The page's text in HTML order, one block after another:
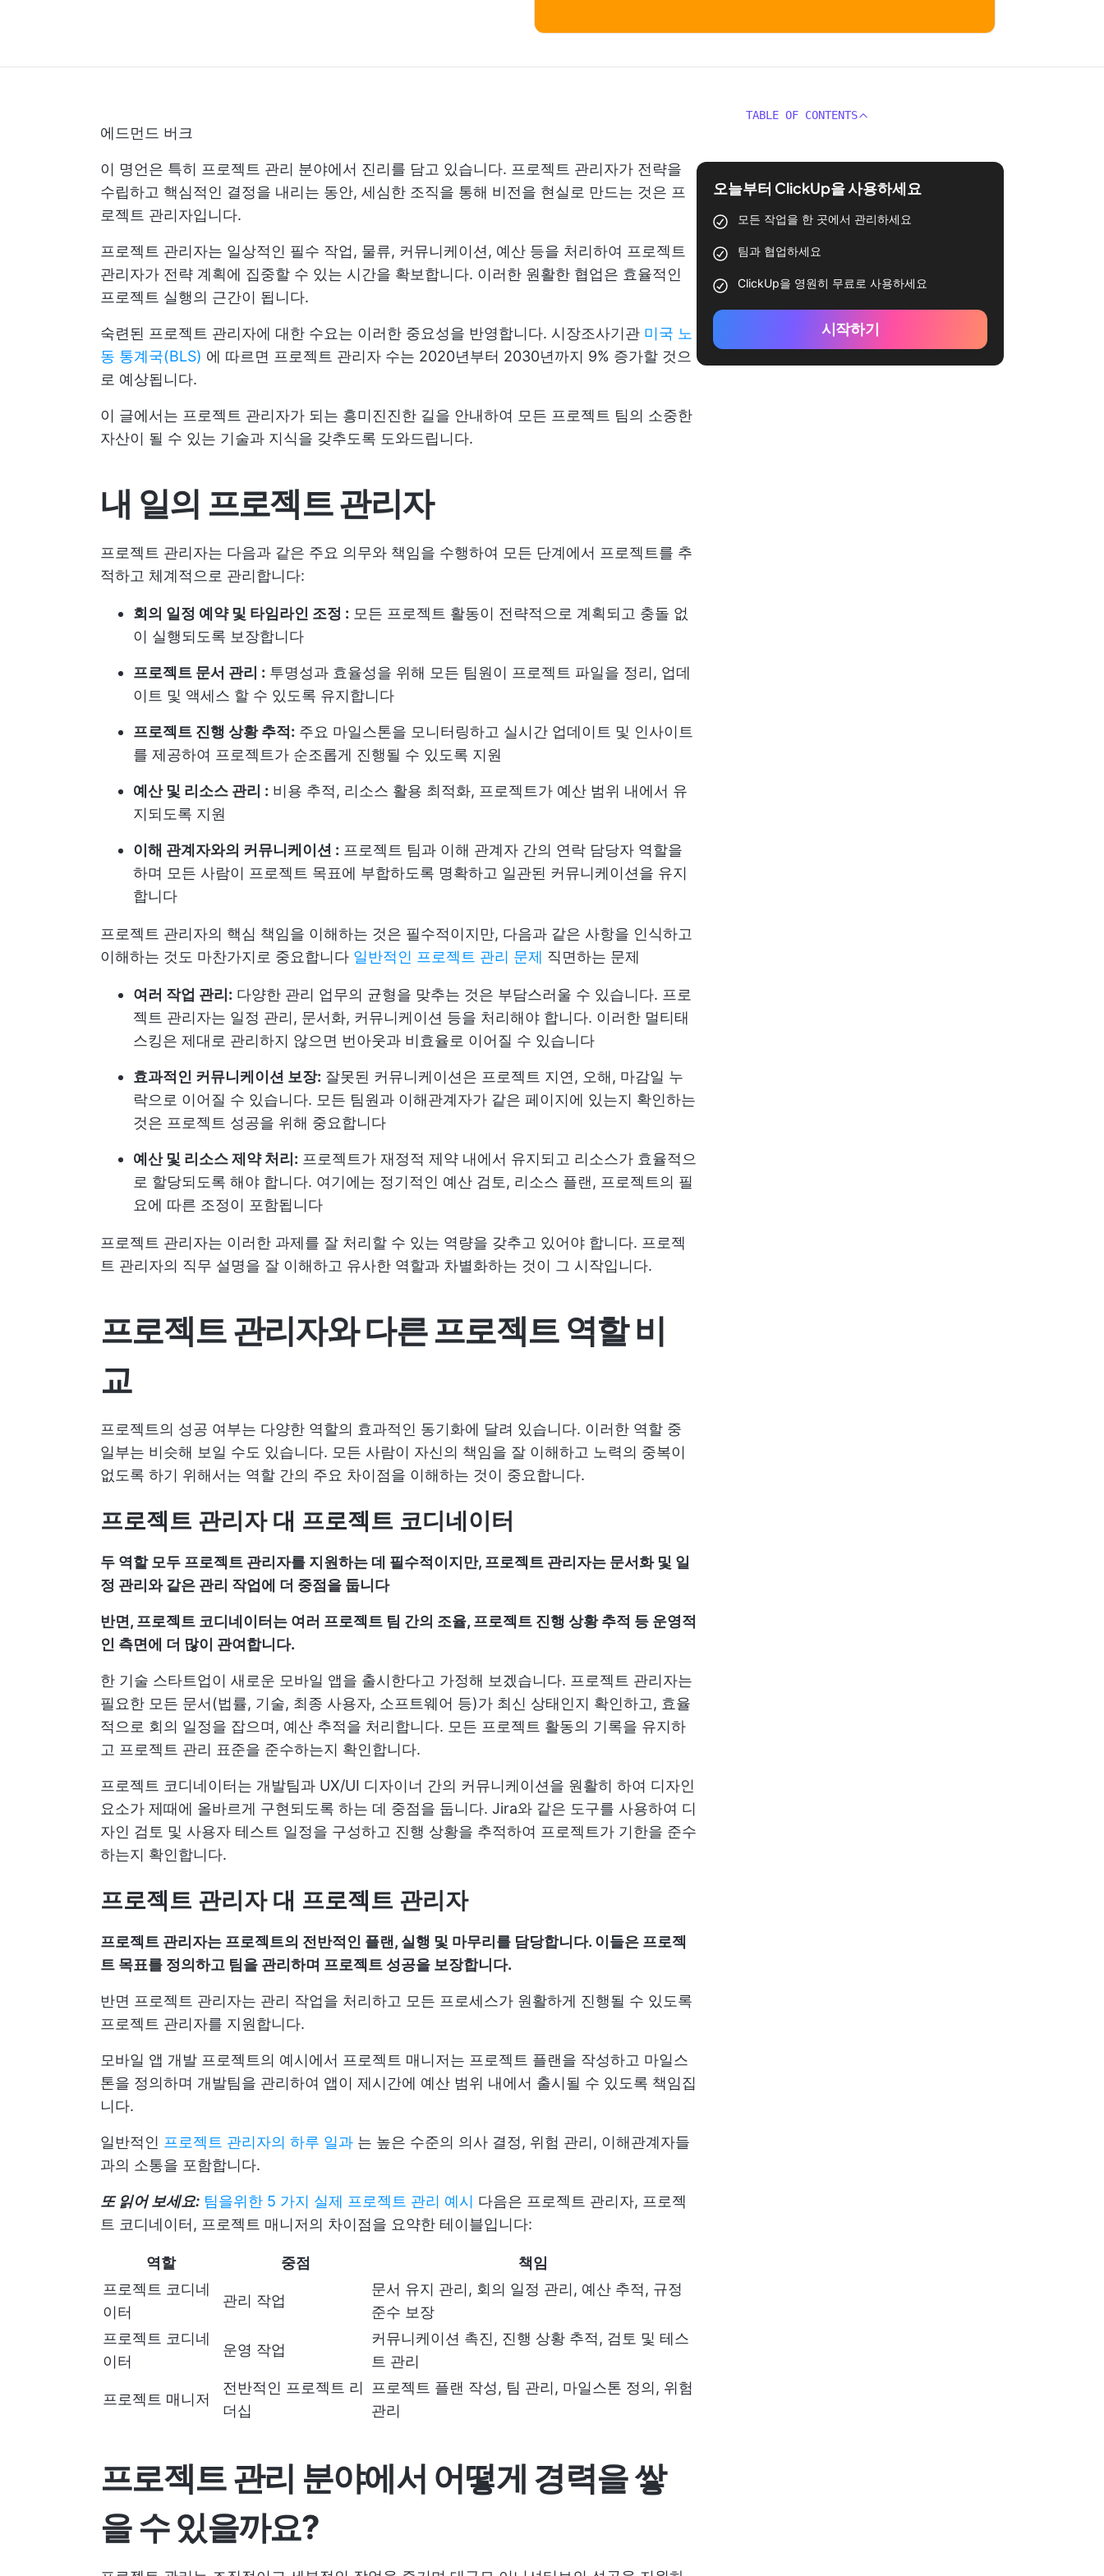
에드먼드 버크
이 명언은 특히 프로젝트 관리 분야에서 진리를 담고 있습니다. 프로젝트 관리자가 전략을
수립하고 핵심적인 결정을 내리는 동안, 세심한 조직을 통해 비전을 현실로 만드는 것은 프
로젝트 관리자입니다.
프로젝트 관리자는 일상적인 필수 작업, 물류, 커뮤니케이션, 예산 등을 처리하여 프로젝트
관리자가 전략 계획에 집중할 수 있는 시간을 확보합니다. 이러한 원활한 협업은 효율적인
프로젝트 실행의 근간이 됩니다.
숙련된 프로젝트 관리자에 대한 수요는 이러한 중요성을 반영합니다. 시장조사기관 미국 노
동 통계국(BLS) 에 따르면 프로젝트 관리자 수는 2020년부터 2030년까지 9% 증가할 것으
로 예상됩니다.
이 글에서는 프로젝트 관리자가 되는 흥미진진한 길을 안내하여 모든 프로젝트 팀의 소중한
자산이 될 수 있는 기술과 지식을 갖추도록 도와드립니다.
내 일의 프로젝트 관리자
프로젝트 관리자는 다음과 같은 주요 의무와 책임을 수행하여 모든 단계에서 프로젝트를 추
적하고 체계적으로 관리합니다:
회의 일정 예약 및 타임라인 조정 : 모든 프로젝트 활동이 전략적으로 계획되고 충돌 없
이 실행되도록 보장합니다
프로젝트 문서 관리 : 투명성과 효율성을 위해 모든 팀원이 프로젝트 파일을 정리, 업데
이트 및 액세스 할 수 있도록 유지합니다
프로젝트 진행 상황 추적: 주요 마일스톤을 모니터링하고 실시간 업데이트 및 인사이트
를 제공하여 프로젝트가 순조롭게 진행될 수 있도록 지원
예산 및 리소스 관리 : 비용 추적, 리소스 활용 최적화, 프로젝트가 예산 범위 내에서 유
지되도록 지원
이해 관계자와의 커뮤니케이션 : 프로젝트 팀과 이해 관계자 간의 연락 담당자 역할을
하며 모든 사람이 프로젝트 목표에 부합하도록 명확하고 일관된 커뮤니케이션을 유지
합니다
프로젝트 관리자의 핵심 책임을 이해하는 것은 필수적이지만, 다음과 같은 사항을 인식하고
이해하는 것도 마찬가지로 중요합니다 일반적인 프로젝트 관리 문제 직면하는 문제
여러 작업 관리: 다양한 관리 업무의 균형을 맞추는 것은 부담스러울 수 있습니다. 프로
젝트 관리자는 일정 관리, 문서화, 커뮤니케이션 등을 처리해야 합니다. 이러한 멀티태
스킹은 제대로 관리하지 않으면 번아웃과 비효율로 이어질 수 있습니다
효과적인 커뮤니케이션 보장: 잘못된 커뮤니케이션은 프로젝트 지연, 오해, 마감일 누
락으로 이어질 수 있습니다. 모든 팀원과 이해관계자가 같은 페이지에 있는지 확인하는
것은 프로젝트 성공을 위해 중요합니다
예산 및 리소스 제약 처리: 프로젝트가 재정적 제약 내에서 유지되고 리소스가 효율적으
로 할당되도록 해야 합니다. 여기에는 정기적인 예산 검토, 리소스 플랜, 프로젝트의 필
요에 따른 조정이 포함됩니다
프로젝트 관리자는 이러한 과제를 잘 처리할 수 있는 역량을 갖추고 있어야 합니다. 프로젝
트 관리자의 직무 설명을 잘 이해하고 유사한 역할과 차별화하는 것이 그 시작입니다.
프로젝트 관리자와 다른 프로젝트 역할 비
교
프로젝트의 성공 여부는 다양한 역할의 효과적인 동기화에 달려 있습니다. 이러한 역할 중
일부는 비슷해 보일 수도 있습니다. 모든 사람이 자신의 책임을 잘 이해하고 노력의 중복이
없도록 하기 위해서는 역할 간의 주요 차이점을 이해하는 것이 중요합니다.
프로젝트 관리자 대 프로젝트 코디네이터
두 역할 모두 프로젝트 관리자를 지원하는 데 필수적이지만, 프로젝트 관리자는 문서화 및 일
정 관리와 같은 관리 작업에 더 중점을 둡니다
반면, 프로젝트 코디네이터는 여러 프로젝트 팀 간의 조율, 프로젝트 진행 상황 추적 등 운영적
인 측면에 더 많이 관여합니다.
한 기술 스타트업이 새로운 모바일 앱을 출시한다고 가정해 보겠습니다. 프로젝트 관리자는
필요한 모든 문서(법률, 기술, 최종 사용자, 소프트웨어 등)가 최신 상태인지 확인하고, 효율
적으로 회의 일정을 잡으며, 예산 추적을 처리합니다. 모든 프로젝트 활동의 기록을 유지하
고 프로젝트 관리 표준을 준수하는지 확인합니다.
프로젝트 코디네이터는 개발팀과 UX/UI 디자이너 간의 커뮤니케이션을 원활히 하여 디자인
요소가 제때에 올바르게 구현되도록 하는 데 중점을 둡니다. Jira와 같은 도구를 사용하여 디
자인 검토 및 사용자 테스트 일정을 구성하고 진행 상황을 추적하여 프로젝트가 기한을 준수
하는지 확인합니다.
프로젝트 관리자 대 프로젝트 관리자
프로젝트 관리자는 프로젝트의 전반적인 플랜, 실행 및 마무리를 담당합니다. 이들은 프로젝
트 목표를 정의하고 팀을 관리하며 프로젝트 성공을 보장합니다.
반면 프로젝트 관리자는 관리 작업을 처리하고 모든 프로세스가 원활하게 진행될 수 있도록
프로젝트 관리자를 지원합니다.
모바일 앱 개발 프로젝트의 예시에서 프로젝트 매니저는 프로젝트 플랜을 작성하고 마일스
톤을 정의하며 개발팀을 관리하여 앱이 제시간에 예산 범위 내에서 출시될 수 있도록 책임집
니다.
일반적인 프로젝트 관리자의 하루 일과 는 높은 수준의 의사 결정, 위험 관리, 이해관계자들
과의 소통을 포함합니다.
또 읽어 보세요: 팀을위한 5 가지 실제 프로젝트 관리 예시 다음은 프로젝트 관리자, 프로젝
트 코디네이터, 프로젝트 매니저의 차이점을 요약한 테이블입니다:
역할 중점
책임
프로젝트 코디네
이터
관리 작업
문서 유지 관리, 회의 일정 관리, 예산 추적, 규정
준수 보장
프로젝트 코디네
이터
운영 작업
커뮤니케이션 촉진, 진행 상황 추적, 검토 및 테스
트 관리
프로젝트 매니저
전반적인 프로젝트 리
더십
프로젝트 플랜 작성, 팀 관리, 마일스톤 정의, 위험
관리
프로젝트 관리 분야에서 어떻게 경력을 쌓
을 수 있을까요?
TABLE OF CONTENTS
오늘부터 ClickUp을 사용하세요
모든 작업을 한 곳에서 관리하세요
팀과 협업하세요
ClickUp을 영원히 무료로 사용하세요
시작하기